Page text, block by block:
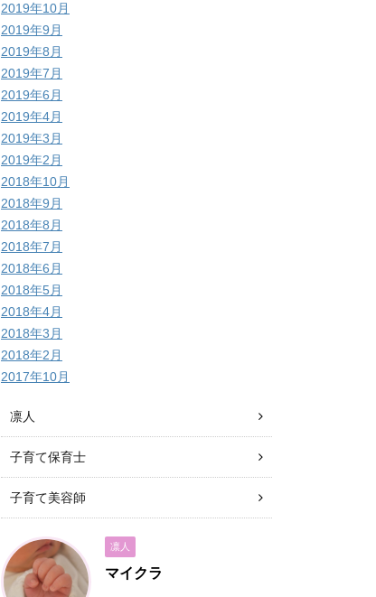
2019年10月
2019年9月
2019年8月
2019年7月
2019年6月
2019年4月
2019年3月
2019年2月
2018年10月
2018年9月
2018年8月
2018年7月
2018年6月
2018年5月
2018年4月
2018年3月
2018年2月
2017年10月
凛人
子育て保育士
子育て美容師
凛人
マイクラ